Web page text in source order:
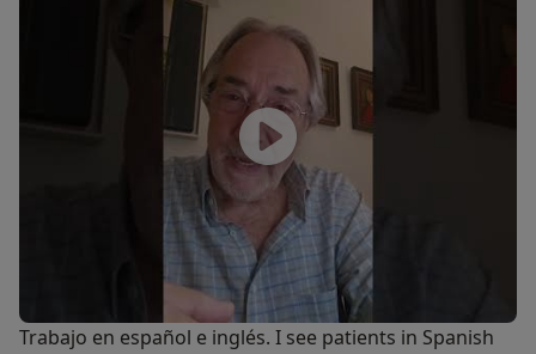
Trabajo en español e inglés. I see patients in Spanish